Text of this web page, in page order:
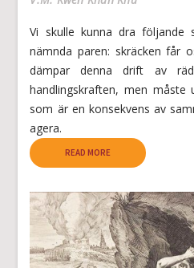
Vi skulle kunna dra
nämnda paren: skräcken får
dämpar denna drift av
handlingskraften, men måste
som är en konsekvens av
agera.
READ MORE